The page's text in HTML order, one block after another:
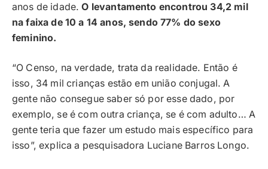
anos de idade.O levantamento encontrou 34,2 mil
na faixa de 10 a 14 anos, sendo 77% do sexo
feminino.
“O Censo, na verdade, trata da realidade. Então é
isso, 34 mil crianças estão em união conjugal. A
gente não consegue saber só por esse dado, por
exemplo, se é com outra criança, se é com adulto… A
gente teria que fazer um estudo mais específico para
isso”, explica a pesquisadora Luciane Barros Longo.